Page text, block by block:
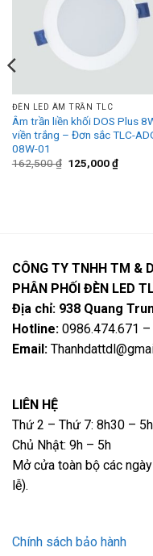
Add
ĐÈN LED ÂM TRẦN TLC
Âm trần liền khối DOS Plus
viền trắng – Đơn sắc TLC-
08W-01
162,500₫ Giá
125,000₫Giá
hiện
₫.
CÔNG TY TNHH TM &
PHÂN PHỐI ĐÈN LED
Địa chỉ: 938 Quang
Hotline: 0986.474.671
Email:
LIÊN HỆ
Thứ 2 – Thứ 7: 8h30 –
Chủ Nhật: 9h – 5h
Mở cửa toàn bộ các
lễ).
Chính sách bảo hành